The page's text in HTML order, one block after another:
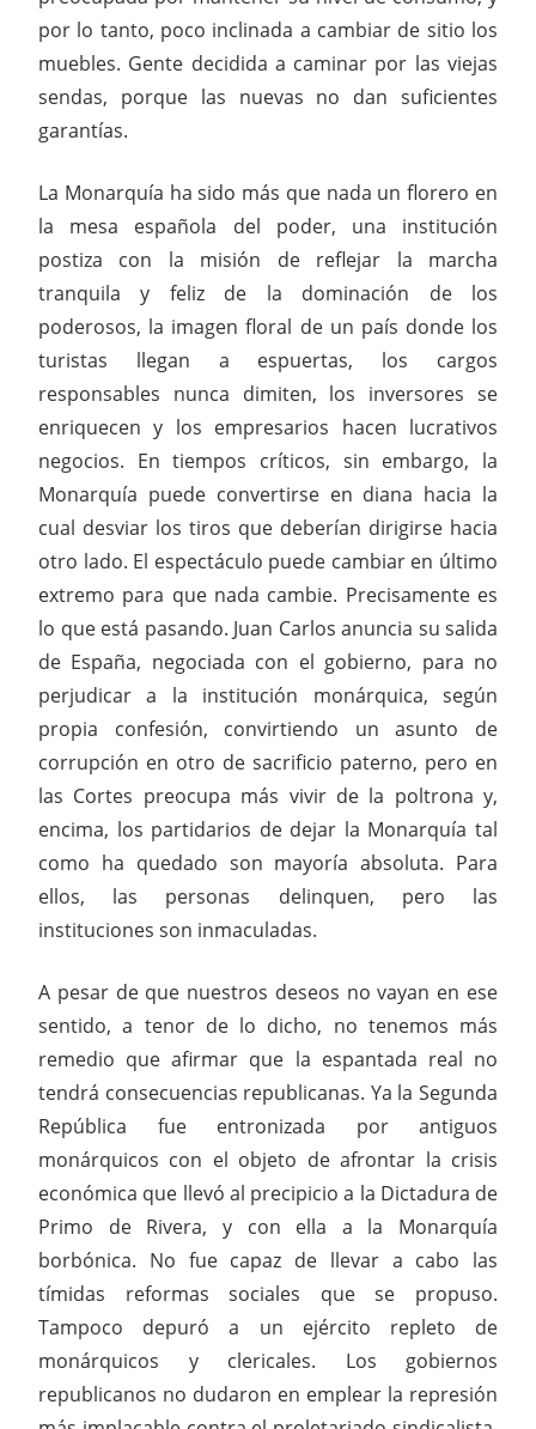
por lo tanto, poco inclinada a cambiar de sitio los
muebles. Gente decidida a caminar por las viejas
sendas, porque las nuevas no dan suficientes
garantías.
La Monarquía ha sido más que nada un florero en
la mesa española del poder, una institución
postiza con la misión de reflejar la marcha
tranquila y feliz de la dominación de los
poderosos, la imagen floral de un país donde los
turistas llegan a espuertas, los cargos
responsables nunca dimiten, los inversores se
enriquecen y los empresarios hacen lucrativos
negocios. En tiempos críticos, sin embargo, la
Monarquía puede convertirse en diana hacia la
cual desviar los tiros que deberían dirigirse hacia
otro lado. El espectáculo puede cambiar en último
extremo para que nada cambie. Precisamente es
lo que está pasando. Juan Carlos anuncia su salida
de España, negociada con el gobierno, para no
perjudicar a la institución monárquica, según
propia confesión, convirtiendo un asunto de
corrupción en otro de sacrificio paterno, pero en
las Cortes preocupa más vivir de la poltrona y,
encima, los partidarios de dejar la Monarquía tal
como ha quedado son mayoría absoluta. Para
ellos, las personas delinquen, pero las
instituciones son inmaculadas.
A pesar de que nuestros deseos no vayan en ese
sentido, a tenor de lo dicho, no tenemos más
remedio que afirmar que la espantada real no
tendrá consecuencias republicanas. Ya la Segunda
República fue entronizada por antiguos
monárquicos con el objeto de afrontar la crisis
económica que llevó al precipicio a la Dictadura de
Primo de Rivera, y con ella a la Monarquía
borbónica. No fue capaz de llevar a cabo las
tímidas reformas sociales que se propuso.
Tampoco depuró a un ejército repleto de
monárquicos y clericales. Los gobiernos
republicanos no dudaron en emplear la represión